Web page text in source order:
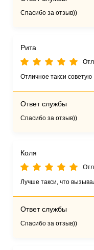
Спасибо за отзыв))
Рита
Отличное такси советую
Ответ службы
Спасибо за отзыв))
Коля
Лучше такси, что
Ответ службы
Спасибо за отзыв))